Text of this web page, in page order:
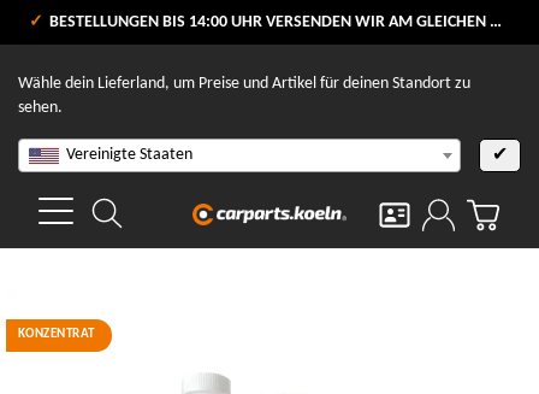
VERSANDKOSTENFREI AB 80 €
BESTELLUNGEN BIS 14:00 UHR VERSENDEN WIR AM GLEICHEN WERKTAG
Wähle dein Lieferland, um Preise und Artikel für deinen Standort zu
sehen.
Vereinigte Staaten ✔
KONZENTRAT